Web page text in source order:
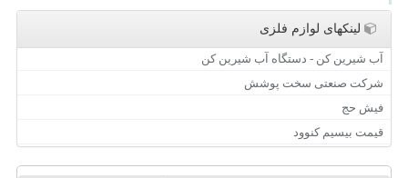
لینکهای لوازم فلزی
آب شیرین کن - دستگاه آب شیرین کن
شرکت صنعتی سخت پوشش
فیش حج
قیمت بیسیم کنوود